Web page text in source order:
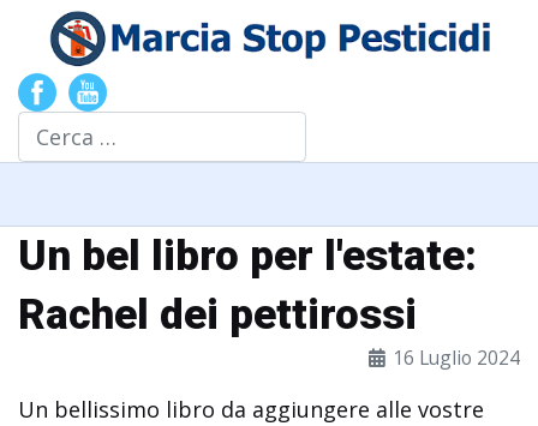
Cerca
Un bel libro per l'estate:
Rachel dei pettirossi
16 Luglio 2024
Un bellissimo libro da aggiungere alle vostre